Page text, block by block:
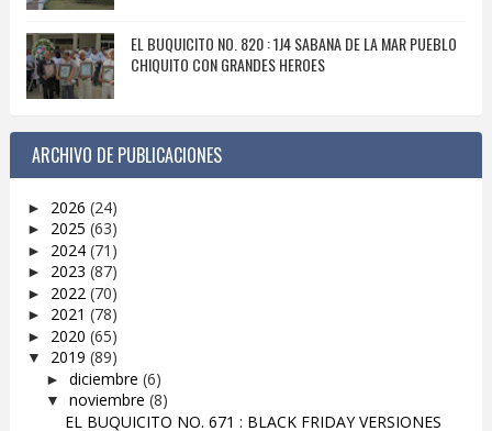
EL BUQUICITO NO. 820 : 1J4 SABANA DE LA MAR PUEBLO
CHIQUITO CON GRANDES HEROES
ARCHIVO DE PUBLICACIONES
► 2026 (24)
► 2025 (63)
► 2024 (71)
► 2023 (87)
► 2022 (70)
► 2021 (78)
► 2020 (65)
▼ 2019 (89)
► diciembre (6)
▼ noviembre (8)
EL BUQUICITO NO. 671 : BLACK FRIDAY VERSIONES